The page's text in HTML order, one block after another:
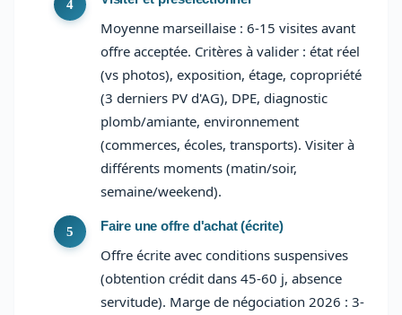
Moyenne marseillaise : 6-15 visites avant
offre acceptée. Critères à valider : état réel
(vs photos), exposition, étage, copropriété
(3 derniers PV d'AG), DPE, diagnostic
plomb/amiante, environnement
(commerces, écoles, transports). Visiter à
différents moments (matin/soir,
semaine/weekend).
Faire une offre d'achat (écrite)
Offre écrite avec conditions suspensives
(obtention crédit dans 45-60 j, absence
servitude). Marge de négociation 2026 : 3-